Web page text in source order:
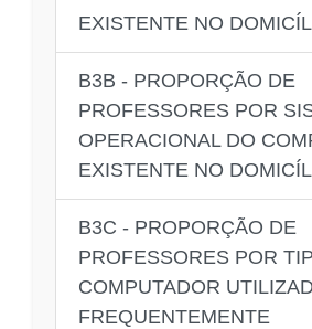
EXISTENTE NO
B3B - PROPORÇÃO DE
PROFESSORES POR
OPERACIONAL DO
EXISTENTE NO
B3C - PROPORÇÃO DE
PROFESSORES POR
COMPUTADOR
FREQUENTEMENTE